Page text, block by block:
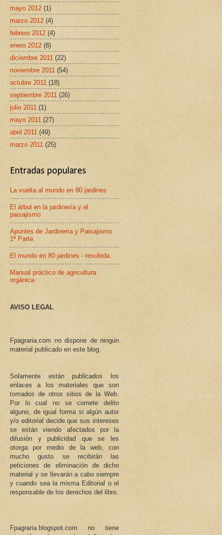
mayo 2012 (1)
marzo 2012 (4)
febrero 2012 (4)
enero 2012 (8)
diciembre 2011 (22)
noviembre 2011 (54)
octubre 2011 (18)
septiembre 2011 (26)
julio 2011 (1)
mayo 2011 (27)
abril 2011 (49)
marzo 2011 (25)
Entradas populares
La vuelta al mundo en 80 jardines
El árbol en la jardinería y el
paisajismo
Apuntes de Jardinería y Paisajismo
1ª Parte.
El mundo en 80 jardines - resubida.
Manual práctico de agricultura
orgánica
AVISO LEGAL
Fpagraria.com no dispone de ningún
material publicado en este blog.
Solamente están publicados los
enlaces a los materiales que son
tomados de otros sitios de la Web.
Por lo cual no se comete delito
alguno, de igual forma si algún autor
y/o editorial decide que sus intereses
se están viendo afectados por la
difusión y publicidad que se les
otorga por medio de la web, con
mucho gusto se recibirán las
peticiones de eliminación de dicho
material y se llevarán a cabo siempre
y cuando sea la misma Editorial o el
responsable de los derechos del libro.
Fpagraria.blogspot.com no tiene